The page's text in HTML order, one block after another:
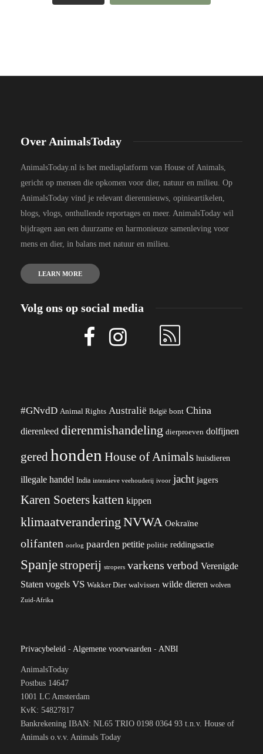
Over AnimalsToday
AnimalsToday.nl is het mediaplatform van House of Animals,
gericht op mensen die opkomen voor dier, natuur en milieu. Op
AnimalsToday vind je relevant dierennieuws, opinieartikelen,
blogs, vlogs, onthullende reportages en meer. AnimalsToday wil
bijdragen aan een duurzame en harmonieuze samenleving voor
mens en dier, in balans met natuur en milieu.
LEARN MORE
Volg ons op social media
#GNvdD Animal Rights Australië België bont China
dierenleed dierenmishandeling dierproeven dolfijnen
geredhonden House of Animals huisdieren
illegale handel India intensieve veehouderij ivoor jacht jagers
Karen Soeterskatten kippen
klimaatverandering NVWA Oekraïne
olifanten oorlog paarden petitie politie reddingsactie
Spanjestroperij stropers varkens verbod Verenigde
Staten vogels VS Wakker Dier walvissen wilde dieren wolven
Zuid-Afrika
Privacybeleid - Algemene voorwaarden - ANBI
AnimalsToday
Postbus 14647
1001 LC Amsterdam
KvK: 54827817
Bankrekening IBAN: NL65 TRIO 0198 0364 93 t.n.v. House of
Animals o.v.v. Animals Today